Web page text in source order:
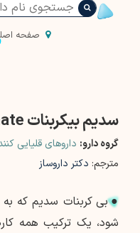
صفحه
سدیم بیکربنات Sodium bicarbonate
گروه دارو: داروهای قلیایی
مترجم: دکتر داروساز
●بی کربنات سدیم که
شود، یک ترکیب همه